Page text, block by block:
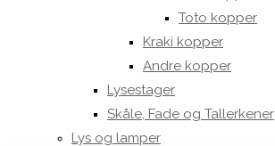
Toto kopper
Kraki kopper
Andre kopper
Lysestager
Skåle, Fade og Tallerkener
Lys og lamper